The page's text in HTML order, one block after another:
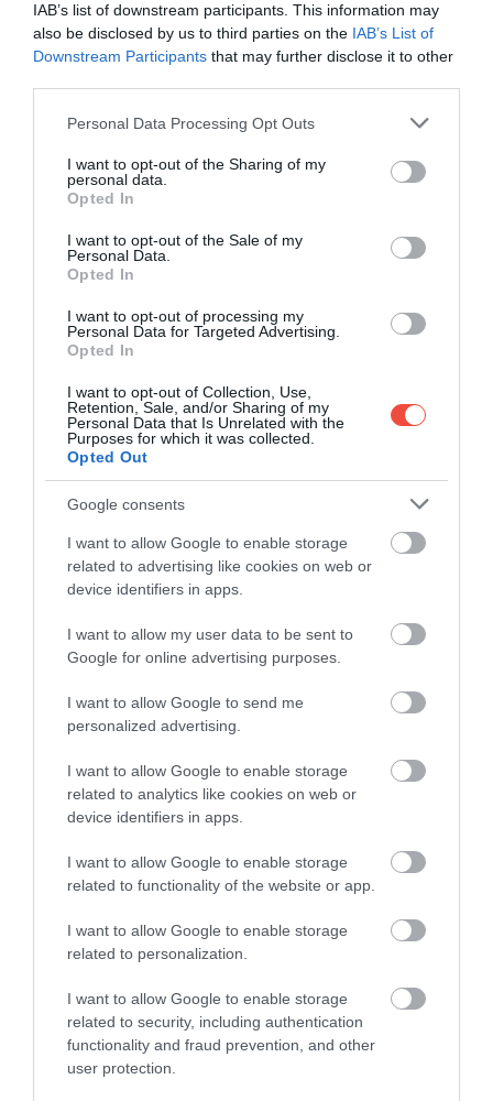
IAB’s list of downstream participants. This information may
also be disclosed by us to third parties on the IAB’s List of
Downstream Participants that may further disclose it to other
Please note that this website/app uses one or more Google
not limited to your visit or usage behaviour. You may click to
grant or deny consent to Google and its third-party tags to
use your data for below specified purposes in below Google
consent section.
Personal Data Processing Opt Outs
I want to opt-out of the Sharing of my
personal data.
Opted In
I want to opt-out of the Sale of my
Personal Data.
Opted In
I want to opt-out of processing my
Personal Data for Targeted Advertising.
Opted In
I want to opt-out of Collection, Use,
Retention, Sale, and/or Sharing of my
Personal Data that Is Unrelated with the
Purposes for which it was collected.
Opted Out
Google consents
I want to allow Google to enable storage
related to advertising like cookies on web or
device identifiers in apps.
I want to allow my user data to be sent to
Google for online advertising purposes.
I want to allow Google to send me
personalized advertising.
I want to allow Google to enable storage
related to analytics like cookies on web or
device identifiers in apps.
I want to allow Google to enable storage
related to functionality of the website or app.
I want to allow Google to enable storage
related to personalization.
I want to allow Google to enable storage
related to security, including authentication
functionality and fraud prevention, and other
user protection.
Hiába néz ki annak, a világ egyik
legnépszerűbb sajtja valójában nem sajt
A sajtoknak rengeteg változata létezik, ám Norvégia
emblematikus termékéről, a brunosról…
Ezek Spanyolország legolcsóbb városai az